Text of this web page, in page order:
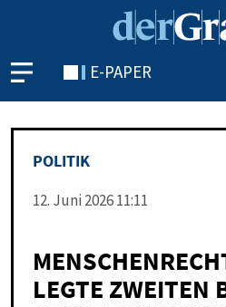
E-PAPER
PO­LI­TIK
12. Juni 2026 11:11
LEGTE ZWEITEN